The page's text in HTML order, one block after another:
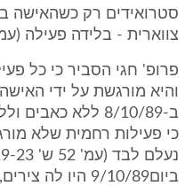
סטרואידים רק כשהאישה
צווארית - בלידה פעילה (עמ' 50 ש' 21-24
פרופ' חגי הסביר כי כל
והיא מורגשת על ידי
ב-8/10/89 ללא
ביום9/10/89 היו